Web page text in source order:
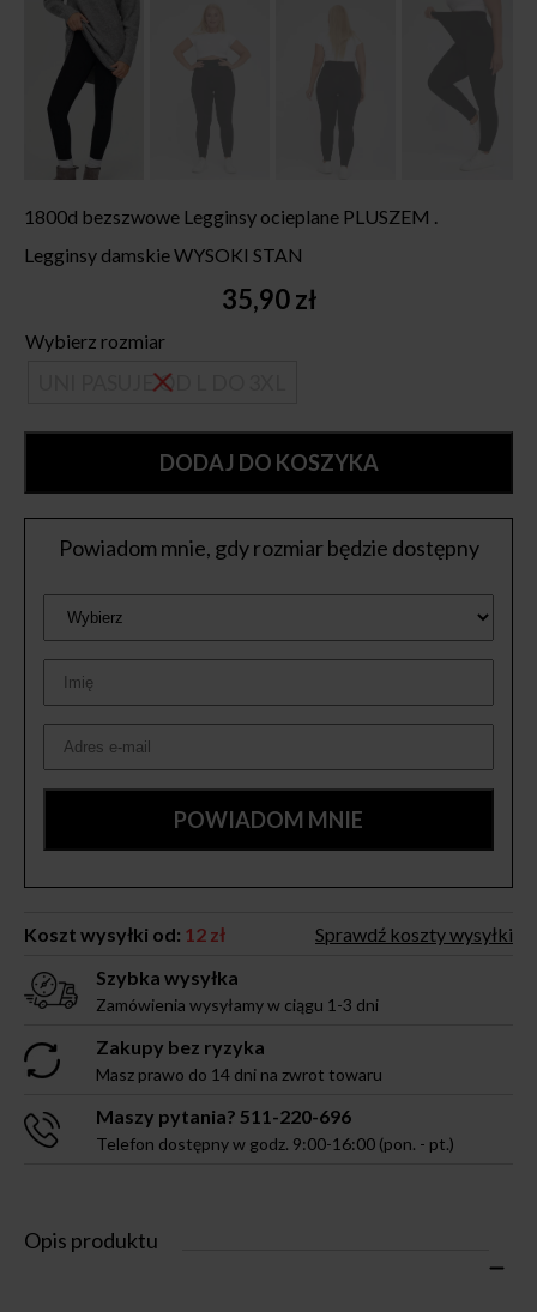
1800d bezszwowe Legginsy ocieplane PLUSZEM .
Legginsy damskie WYSOKI STAN
35,90zł
Wybierz rozmiar
UNI PASUJE OD L DO 3XL
DODAJ DO KOSZYKA
Powiadom mnie, gdy rozmiar będzie dostępny
Koszt wysyłki od: 12 zł
Sprawdź koszty wysyłki
Szybka wysyłka
Zamówienia wysyłamy w ciągu 1-3 dni
Zakupy bez ryzyka
Masz prawo do 14 dni na zwrot towaru
Maszy pytania? 511-220-696
Telefon dostępny w godz. 9:00-16:00 (pon. - pt.)
Opis produktu